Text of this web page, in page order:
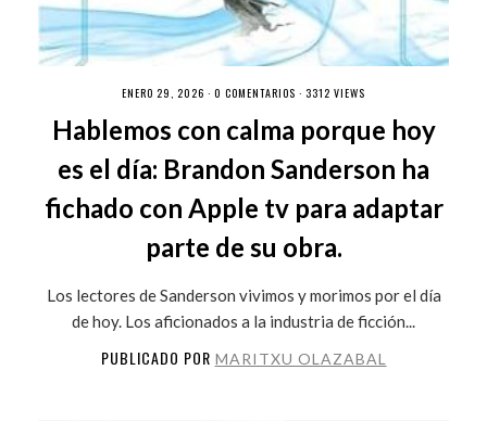
ENERO 29, 2026 · 0 COMENTARIOS · 3312 VIEWS
Hablemos con calma porque hoy
es el día: Brandon Sanderson ha
fichado con Apple tv para adaptar
parte de su obra.
Los lectores de Sanderson vivimos y morimos por el día
de hoy. Los aficionados a la industria de ficción...
PUBLICADO POR MARITXU OLAZABAL